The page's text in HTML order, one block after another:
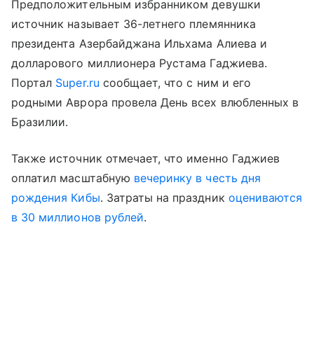
Предположительным избранником девушки
источник называет 36-летнего племянника
президента Азербайджана Ильхама Алиева и
долларового миллионера Рустама Гаджиева.
Портал Super.ru сообщает, что с ним и его
родными Аврора провела День всех влюбленных в
Бразилии.
Также источник отмечает, что именно Гаджиев
оплатил масштабную вечеринку в честь дня
рождения Кибы. Затраты на праздник оцениваются
в 30 миллионов рублей.